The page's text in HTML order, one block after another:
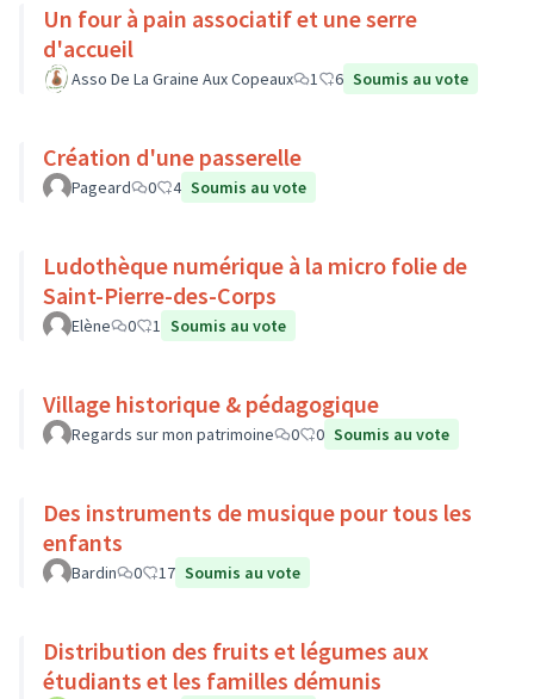
Un four à pain associatif et une serre
d'accueil
Asso De La Graine Aux Copeaux 1 6 Soumis au vote
Création d'une passerelle
Pageard 0 4 Soumis au vote
Ludothèque numérique à la micro folie de
Saint-Pierre-des-Corps
Elène 0 1 Soumis au vote
Village historique & pédagogique
Regards sur mon patrimoine 0 0 Soumis au vote
Des instruments de musique pour tous les
enfants
Bardin 0 17 Soumis au vote
Distribution des fruits et légumes aux
étudiants et les familles démunis